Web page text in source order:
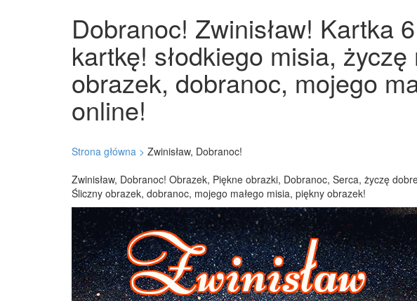
Dobranoc! Zwinisław! Kartka
kartkę! słodkiego misia,
obrazek, dobranoc, mojego
online!
Strona główna > Zwinisław, Dobranoc!
Zwinisław, Dobranoc! Obrazek, Piękne obrazki, Dobranoc, Serca, życzę
Śliczny obrazek, dobranoc, mojego małego misia, piękny obrazek!